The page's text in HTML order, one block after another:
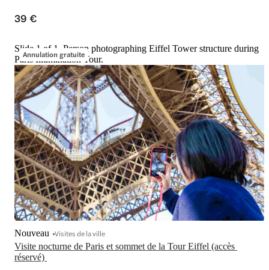
39 €
Annulation gratuite
Slide 1 of 1, Person photographing Eiffel Tower structure during
Paris Illumination Tour.
Visite nocturne de Paris et sommet de la Tour Eiffel (accès
Nouveau Visites de la ville